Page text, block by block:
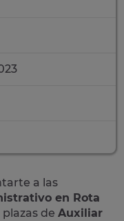
a las
en Rota
de Auxiliar